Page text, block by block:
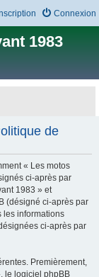
Connexion
1983
de
« Les motos
ci-après par
1983 » et
(désigné ci-après par
les informations
ci-après par
Premièrement,
le logiciel phpBB